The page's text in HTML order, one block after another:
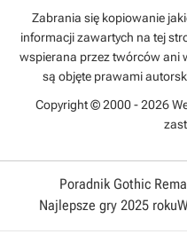
Zabrania się kopiowanie
informacji zawartych na tej
wspierana przez twórców ani
są objęte prawami
Copyright © 2000 - 2026
Poradnik Gothic
Najlepsze gry 2025 roku